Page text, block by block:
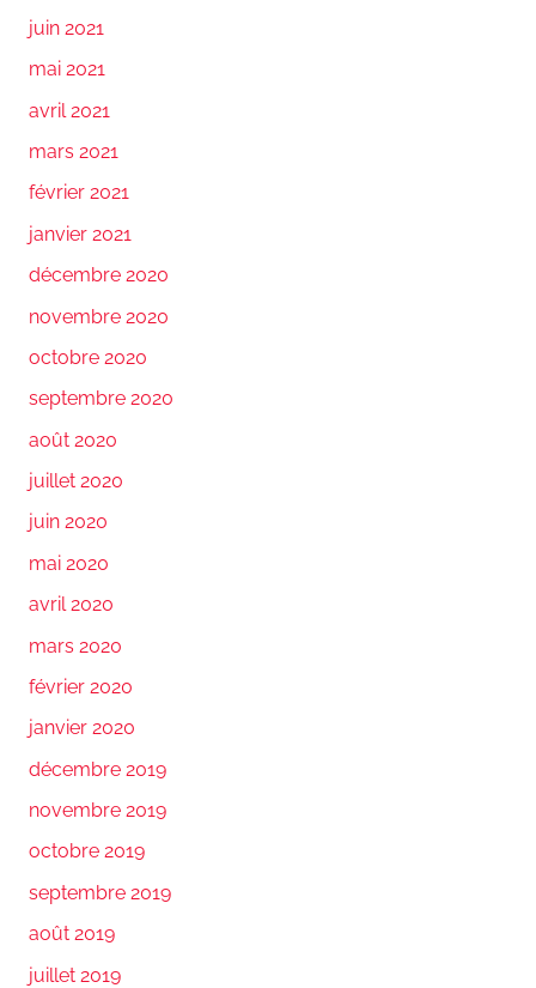
juin 2021
mai 2021
avril 2021
mars 2021
février 2021
janvier 2021
décembre 2020
novembre 2020
octobre 2020
septembre 2020
août 2020
juillet 2020
juin 2020
mai 2020
avril 2020
mars 2020
février 2020
janvier 2020
décembre 2019
novembre 2019
octobre 2019
septembre 2019
août 2019
juillet 2019